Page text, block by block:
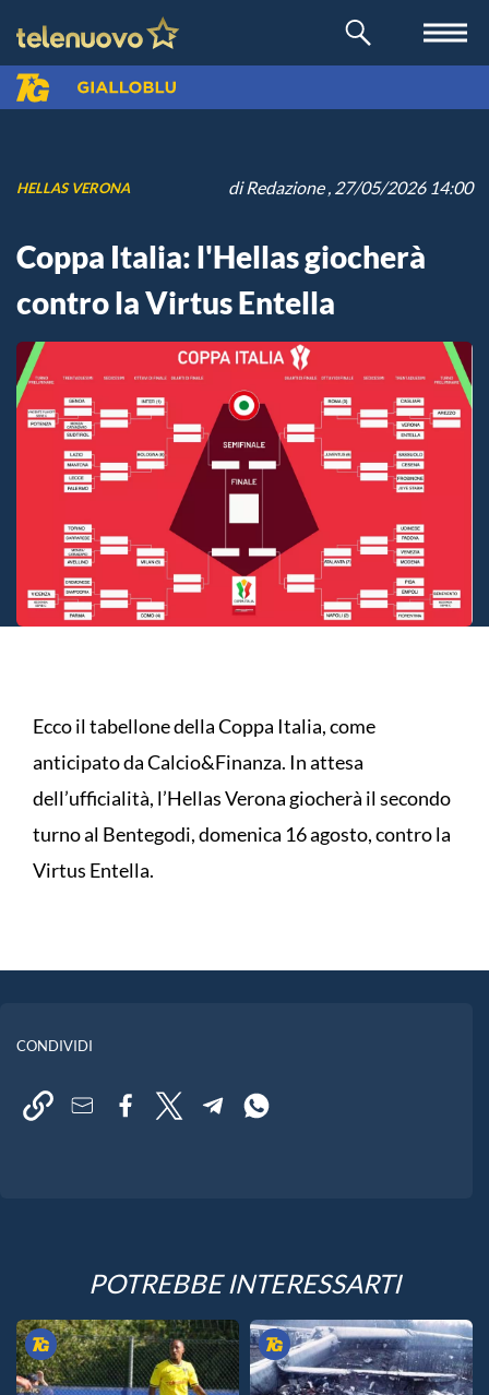
HELLAS VERONA diRedazione, 27/05/2026 14:00
Coppa Italia: l'Hellas giocherà
contro la Virtus Entella
Ecco il tabellone della Coppa Italia, come
anticipato da Calcio&Finanza. In attesa
dell’ufficialità, l’Hellas Verona giocherà il secondo
turno al Bentegodi, domenica 16 agosto, contro la
Virtus Entella.
CONDIVIDI
POTREBBE INTERESSARTI